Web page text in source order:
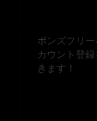
ボンズフリ
カウント登
きます！